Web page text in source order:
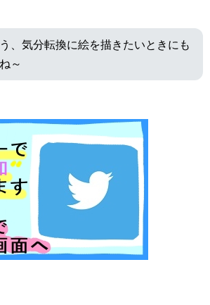
、気分転換に絵を描きたいときにも
～